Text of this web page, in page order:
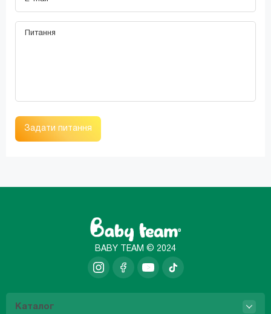
Задати питання
BABY TEAM © 2024
Каталог